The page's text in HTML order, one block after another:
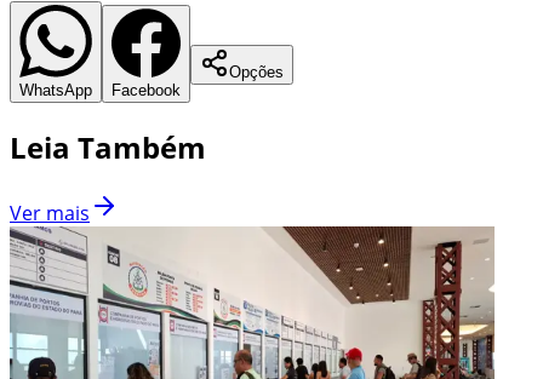
WhatsApp Facebook
Opções
Leia Também
Ver mais